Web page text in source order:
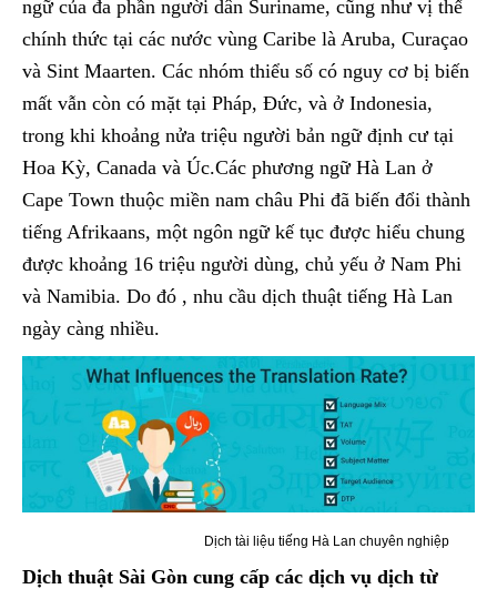
ngữ của đa phần người dân Suriname, cũng như vị thế
chính thức tại các nước vùng Caribe là Aruba, Curaçao
và Sint Maarten. Các nhóm thiểu số có nguy cơ bị biến
mất vẫn còn có mặt tại Pháp, Đức, và ở Indonesia,
trong khi khoảng nửa triệu người bản ngữ định cư tại
Hoa Kỳ, Canada và Úc.Các phương ngữ Hà Lan ở
Cape Town thuộc miền nam châu Phi đã biến đổi thành
tiếng Afrikaans, một ngôn ngữ kế tục được hiểu chung
được khoảng 16 triệu người dùng, chủ yếu ở Nam Phi
và Namibia. Do đó , nhu cầu dịch thuật tiếng Hà Lan
ngày càng nhiều.
Dịch tài liệu tiếng Hà Lan chuyên nghiệp
Dịch thuật Sài Gòn cung cấp các dịch vụ dịch từ